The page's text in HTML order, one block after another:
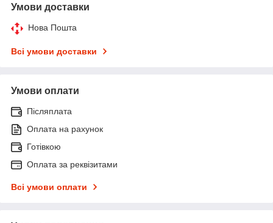
Умови доставки
Нова Пошта
Всі умови доставки
Умови оплати
Післяплата
Оплата на рахунок
Готівкою
Оплата за реквізитами
Всі умови оплати